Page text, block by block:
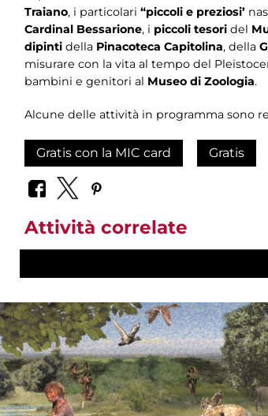
Traiano, i particolari “piccoli e preziosi’
Cardinal Bessarione, i piccoli tesori del
dipinti della Pinacoteca Capitolina, della
misurare con la vita al tempo del
bambini e genitori al Museo di Zoologia.
Alcune delle attività in programma sono
Gratis con la MIC card Gratis
Attività correlate